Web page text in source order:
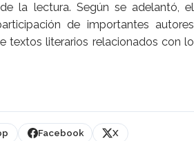
la lectura. Según se adelantó, el
de importantes autores
textos literarios relacionados con lo
Facebook X